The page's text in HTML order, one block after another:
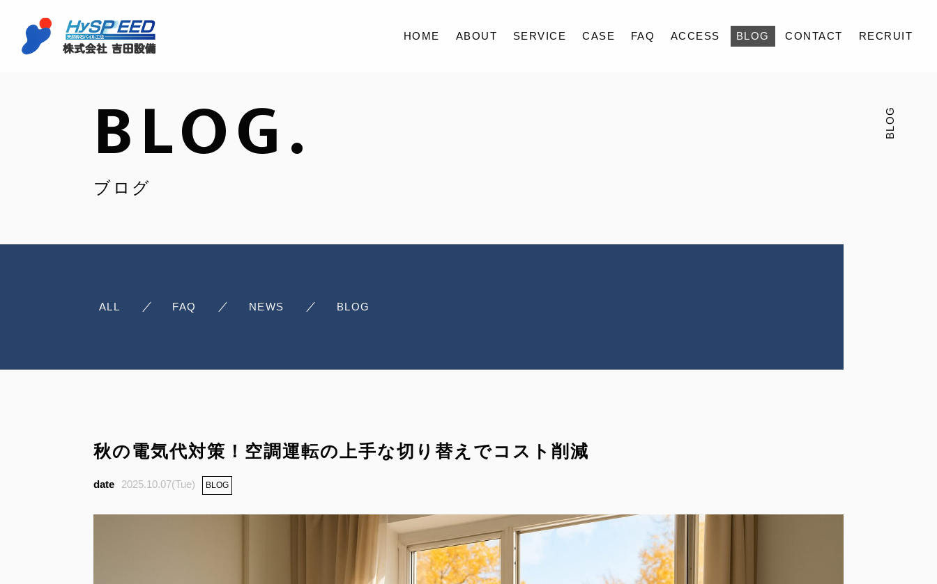
HOME ABOUT SERVICE CASE FAQ ACCESS BLOG CONTACT RECRUIT
BLOG.
ブログ
BLOG
ALL FAQ NEWS BLOG
秋の電気代対策！空調運転の上手な切り替えでコスト削減
2025.10.07(Tue) BLOG